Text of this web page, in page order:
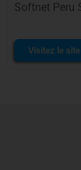
Softnet Peru
Visitez le